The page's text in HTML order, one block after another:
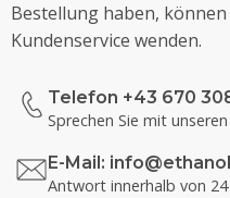
Bestellung haben,
Kundenservice wenden.
Telefon +43 670
Sprechen Sie mit
E-Mail:
Antwort innerhalb von